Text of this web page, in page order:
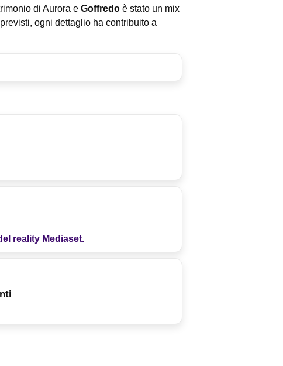
di Aurora e Goffredo è stato un mix
ogni dettaglio ha contribuito a
reality Mediaset.